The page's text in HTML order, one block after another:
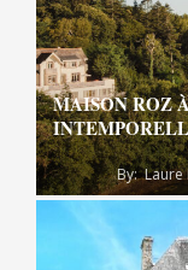
MAISON ROZ
By: Laure